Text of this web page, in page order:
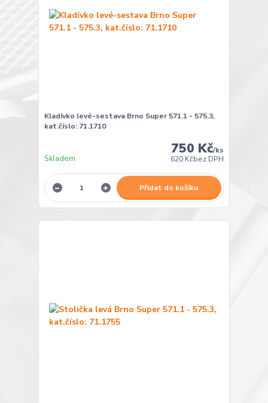
Kladívko levé-sestava Brno Super 571.1 - 575.3,
kat.číslo: 71.1710
750 Kč/ks
620 Kčbez DPH
Skladem
Přidat do košíku